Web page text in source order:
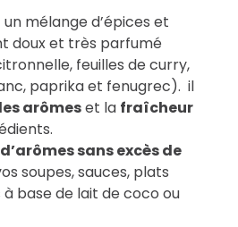
mélange d’épices et
doux et très parfumé
feuilles de curry,
paprika et fenugrec). il
arômeset la fraîcheur
sans excès de
soupes, sauces, plats
base de lait de coco ou